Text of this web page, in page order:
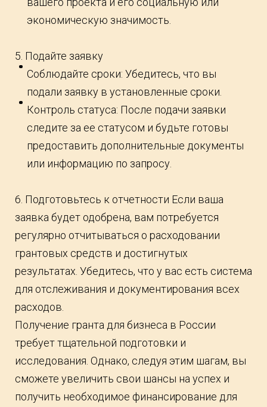
экономическую значимость.
5. Подайте заявку
Соблюдайте сроки: Убедитесь, что вы
подали заявку в установленные сроки.
Контроль статуса: После подачи заявки
следите за ее статусом и будьте готовы
предоставить дополнительные документы
или информацию по запросу.
6. Подготовьтесь к отчетности Если ваша
заявка будет одобрена, вам потребуется
регулярно отчитываться о расходовании
грантовых средств и достигнутых
результатах. Убедитесь, что у вас есть система
для отслеживания и документирования всех
расходов.
Получение гранта для бизнеса в России
требует тщательной подготовки и
исследования. Однако, следуя этим шагам, вы
сможете увеличить свои шансы на успех и
получить необходимое финансирование для